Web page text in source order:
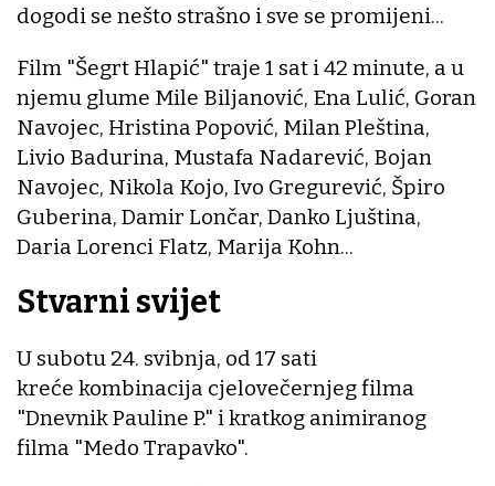
dogodi se nešto strašno i sve se promijeni...
Film "Šegrt Hlapić" traje 1 sat i 42 minute, a u
njemu glume Mile Biljanović, Ena Lulić, Goran
Navojec, Hristina Popović, Milan Pleština,
Livio Badurina, Mustafa Nadarević, Bojan
Navojec, Nikola Kojo, Ivo Gregurević, Špiro
Guberina, Damir Lončar, Danko Ljuština,
Daria Lorenci Flatz, Marija Kohn...
Stvarni svijet
U subotu 24. svibnja, od 17 sati
kreće kombinacija cjelovečernjeg filma
"Dnevnik Pauline P." i kratkog animiranog
filma "Medo Trapavko".